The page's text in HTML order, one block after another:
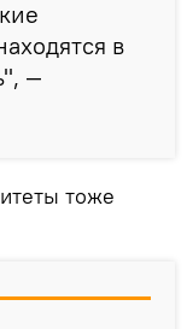
в
—
тоже